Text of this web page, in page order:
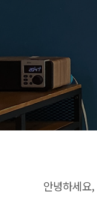
안녕하세요,